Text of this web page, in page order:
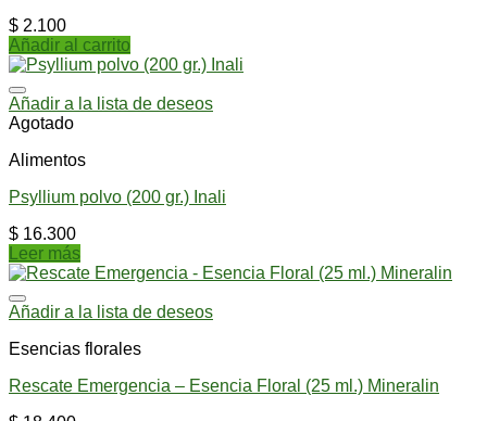
$ 2.100
Añadir al carrito
Añadir a la lista de deseos
Agotado
Alimentos
Psyllium polvo (200 gr.) Inali
$ 16.300
Leer más
Añadir a la lista de deseos
Esencias florales
Rescate Emergencia – Esencia Floral (25 ml.) Mineralin